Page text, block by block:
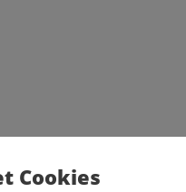
Cookies